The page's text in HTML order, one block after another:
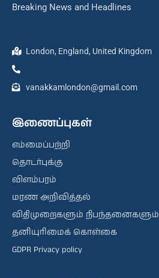
Breaking News and Headlines
London, England, United Kingdom
vanakkamlondon@gmail.com
இணைப்புகள்
எம்மைப்பற்றி
தொடர்புக்கு
விளம்பரம்
மரண அறிவித்தல்
விதிமுறைகளும் நிபந்தனைகளும்
தனியுரிமைக் கொள்கை
GDPR Privacy policy